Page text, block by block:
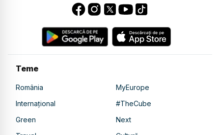
Teme
România
MyEurope
Internațional
#TheCube
Green
Next